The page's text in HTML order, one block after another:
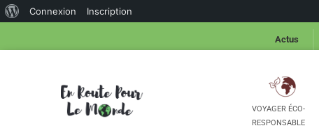
Connexion Inscription
Actus
VOYAGER ÉCO-
RESPONSABLE